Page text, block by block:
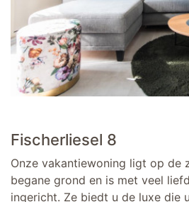
Fischerliesel 8
Onze vakantiewoning ligt op de
begane grond en is met veel
ingericht. Ze biedt u de luxe die